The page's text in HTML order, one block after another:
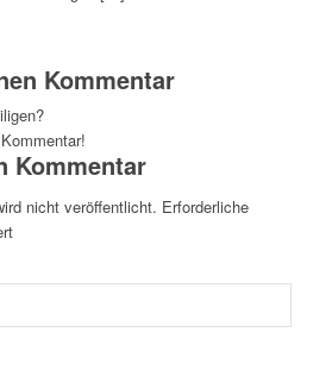
Kommentar
Kommentar
nicht veröffentlicht. Erforderliche